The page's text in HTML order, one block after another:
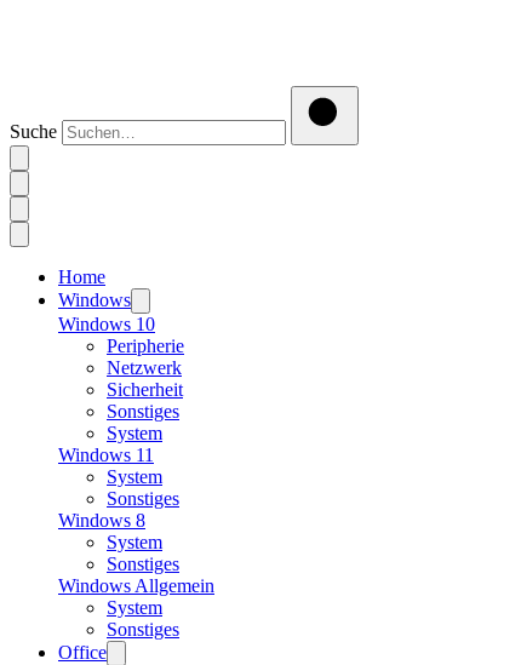
Suche
Home
Windows
Windows 10
Peripherie
Netzwerk
Sicherheit
Sonstiges
System
Windows 11
System
Sonstiges
Windows 8
System
Sonstiges
Windows Allgemein
System
Sonstiges
Office